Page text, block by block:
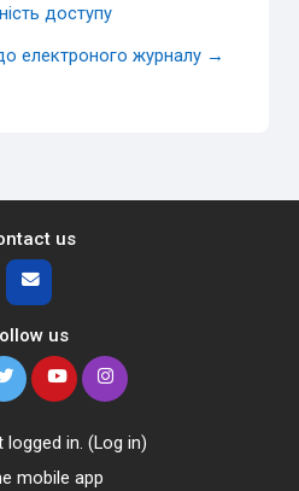
доступу
електроного журналу →
us
us
logged in. (Log in)
mobile app